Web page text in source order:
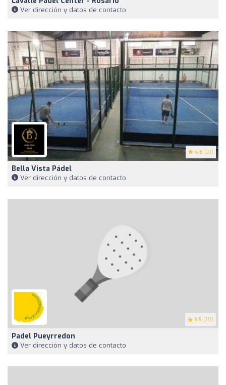
Ver dirección y datos de contacto
4.6 (21)
Bella Vista Pádel
Ver dirección y datos de contacto
4.5 (111)
Padel Pueyrredon
Ver dirección y datos de contacto